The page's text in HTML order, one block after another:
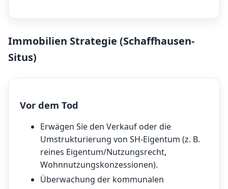
Immobilien Strategie (Schaffhausen-
Situs)
Vor dem Tod
Erwägen Sie den Verkauf oder die
Umstrukturierung von SH-Eigentum (z. B.
reines Eigentum/Nutzungsrecht,
Wohnnutzungskonzessionen).
Überwachung der kommunalen